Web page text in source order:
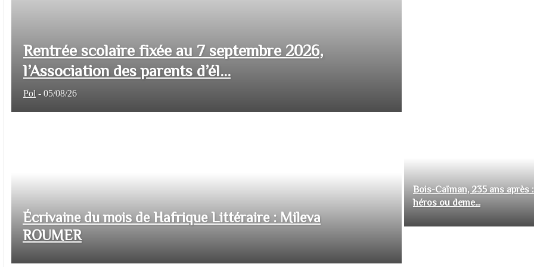
Rentrée scolaire fixée au 7 septembre 2026,
l’Association des parents d’él...
Pol - 05/08/26
Écrivaine du mois de Hafrique Littéraire : Mileva
ROUMER
Bois-Caïman, 235 ans après
héros ou deme...